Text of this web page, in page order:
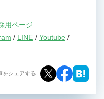
用ページ
/ LINE / Youtube /
をシェアする